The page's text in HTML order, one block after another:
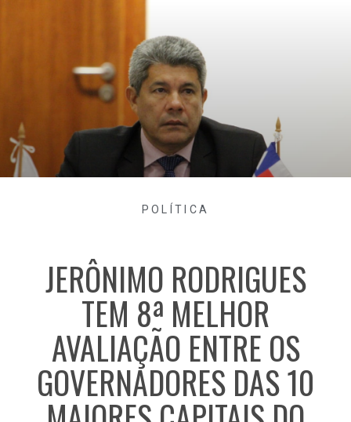
POLÍTICA
JERÔNIMO RODRIGUES
TEM 8ª MELHOR
AVALIAÇÃO ENTRE OS
GOVERNADORES DAS 10